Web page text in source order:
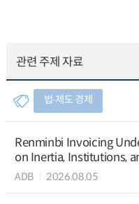
관련 주제 자료
법∙제도 경제
Renminbi Invoicing
on Inertia, Institutions,
ADB 2026.08.05